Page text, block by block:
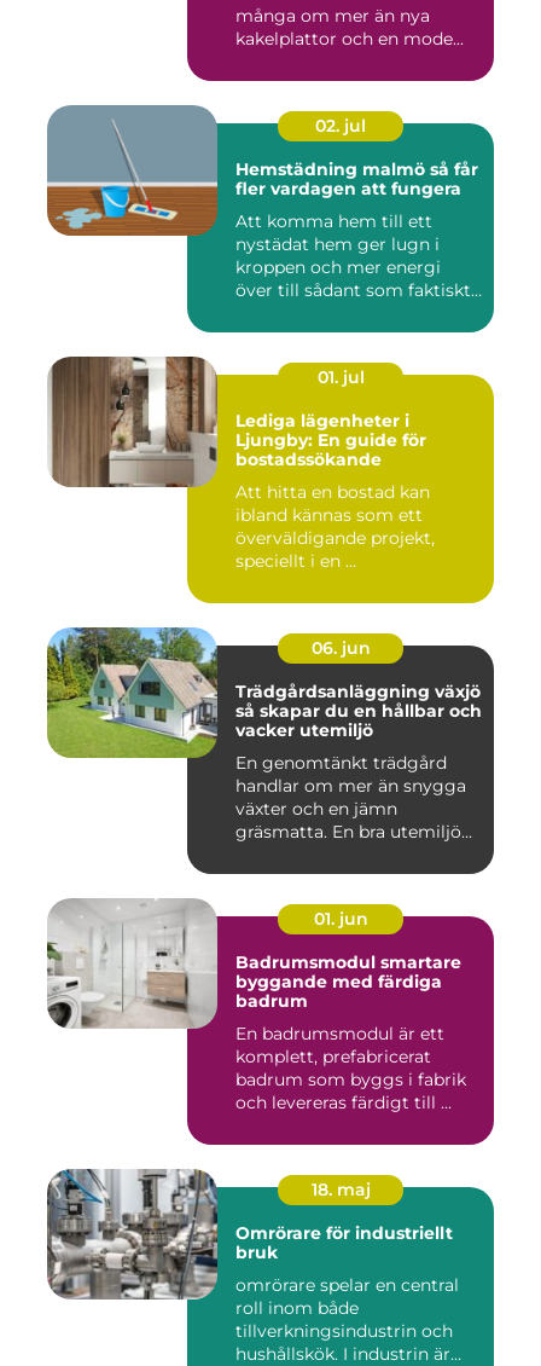
många om mer än nya
kakelplattor och en mode...
02. jul
Hemstädning malmö så får
fler vardagen att fungera
Att komma hem till ett
nystädat hem ger lugn i
kroppen och mer energi
över till sådant som faktiskt
01. jul
Lediga lägenheter i
Ljungby: En guide för
bostadssökande
Att hitta en bostad kan
ibland kännas som ett
överväldigande projekt,
speciellt i en ...
06. jun
Trädgårdsanläggning växjö
så skapar du en hållbar och
vacker utemiljö
En genomtänkt trädgård
handlar om mer än snygga
växter och en jämn
gräsmatta. En bra utemiljö
01. jun
Badrumsmodul smartare
byggande med färdiga
badrum
En badrumsmodul är ett
komplett, prefabricerat
badrum som byggs i fabrik
och levereras färdigt till ...
18. maj
Omrörare för industriellt
bruk
omrörare spelar en central
roll inom både
tillverkningsindustrin och
hushållskök. I industrin är